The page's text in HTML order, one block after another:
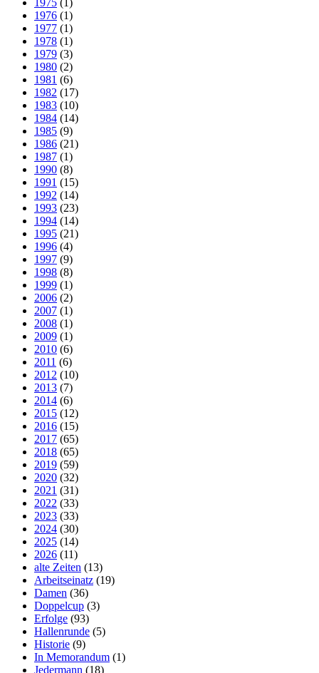
1976 (1)
1977 (1)
1978 (1)
1979 (3)
1980 (2)
1981 (6)
1982 (17)
1983 (10)
1984 (14)
1985 (9)
1986 (21)
1987 (1)
1990 (8)
1991 (15)
1992 (14)
1993 (23)
1994 (14)
1995 (21)
1996 (4)
1997 (9)
1998 (8)
1999 (1)
2006 (2)
2007 (1)
2008 (1)
2009 (1)
2010 (6)
2011 (6)
2012 (10)
2013 (7)
2014 (6)
2015 (12)
2016 (15)
2017 (65)
2018 (65)
2019 (59)
2020 (32)
2021 (31)
2022 (33)
2023 (33)
2024 (30)
2025 (14)
2026 (11)
alte Zeiten (13)
Arbeitseinatz (19)
Damen (36)
Doppelcup (3)
Erfolge (93)
Hallenrunde (5)
Historie (9)
In Memorandum (1)
Jedermann (18)